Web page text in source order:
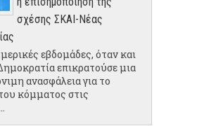
σχέσης ΣΚΑΙ-Νέας
εβδομάδες, όταν και
επικρατούσε μια
ανασφάλεια για το
κόμματος στις